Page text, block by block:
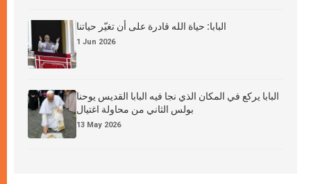
البابا: حياة الله قادرة على أن تغيّر حياتنا
1 Jun 2026
البابا يركع في المكان الذي نجا فيه البابا القديس يوحنا
بولس الثاني من محاولة اغتيال
13 May 2026